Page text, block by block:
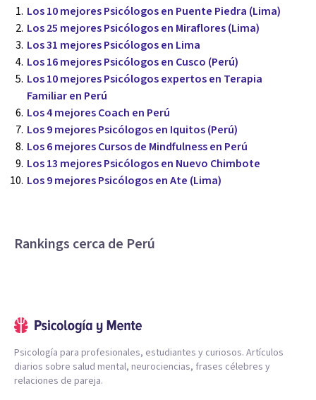
Los 10 mejores Psicólogos en Puente Piedra (Lima)
Los 25 mejores Psicólogos en Miraflores (Lima)
Los 31 mejores Psicólogos en Lima
Los 16 mejores Psicólogos en Cusco (Perú)
Los 10 mejores Psicólogos expertos en Terapia
Familiar en Perú
Los 4 mejores Coach en Perú
Los 9 mejores Psicólogos en Iquitos (Perú)
Los 6 mejores Cursos de Mindfulness en Perú
Los 13 mejores Psicólogos en Nuevo Chimbote
Los 9 mejores Psicólogos en Ate (Lima)
Rankings cerca de Perú
Psicología para profesionales, estudiantes y curiosos. Artículos
diarios sobre salud mental, neurociencias, frases célebres y
relaciones de pareja.